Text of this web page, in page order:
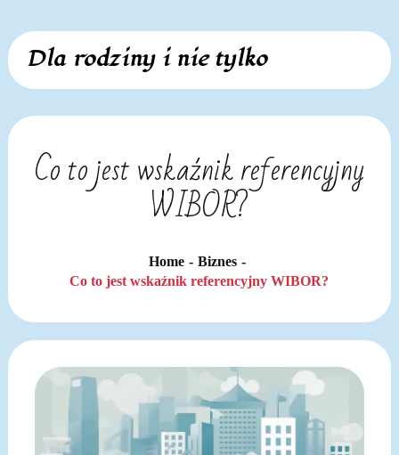
Skip
content
Dla rodziny i nie tylko
Co to jest wskaźnik referencyjny
WIBOR?
Home
Biznes
Co to jest wskaźnik referencyjny WIBOR?